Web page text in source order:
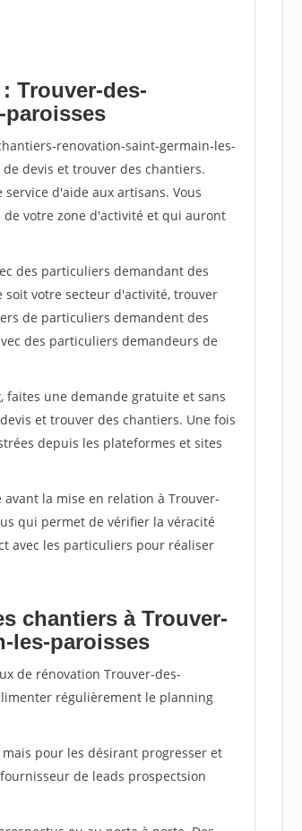
Trouver-des-
paroisses
renovation-saint-germain-les-
devis et trouver des chantiers.
d'aide aux artisans. Vous
votre zone d'activité et qui auront
des particuliers demandant des
soit votre secteur d'activité, trouver
de particuliers demandent des
des particuliers demandeurs de
, faites une demande gratuite et sans
et trouver des chantiers. Une fois
depuis les plateformes et sites
la mise en relation à Trouver-
qui permet de vérifier la véracité
avec les particuliers pour réaliser
chantiers à Trouver-
les-paroisses
de rénovation Trouver-des-
régulièrement le planning
pour les désirant progresser et
de leads prospectsion